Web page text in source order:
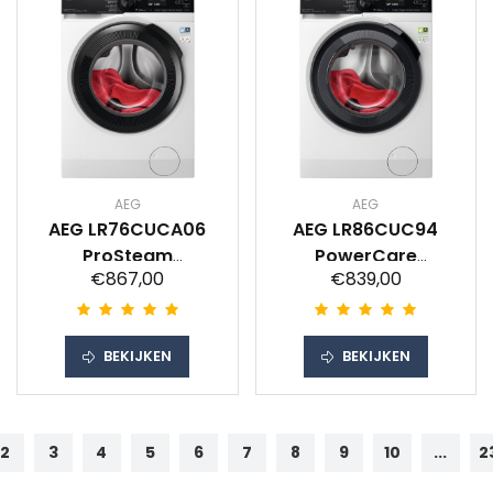
AEG
AEG LR76CUCA06
ProSteam
UniversalDose
€867,00
BEKIJKEN
AEG
AEG LR86CUC94
PowerCare
UniversalDose
€839,00
BEKIJKEN
2 3 4 5 6 7 8 9 10 ...